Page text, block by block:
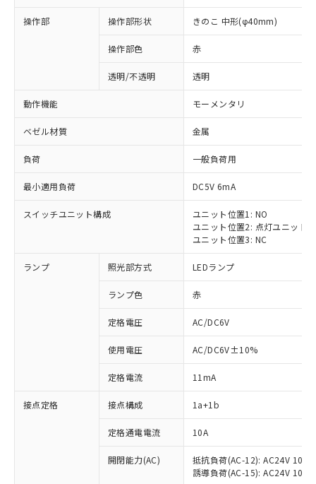
操作部 操作部形状 きのこ 中形(φ40mm)
操作部色 赤
透明/不透明 透明
動作機能 モーメンタリ
ベゼル材質 金属
負荷 一般負荷用
最小適用負荷 DC5V 6mA
スイッチユニット構成
ユニット位置1: NO
ユニット位置2: 点灯ユニット
ユニット位置3: NC
ランプ 照光部方式 LEDランプ
ランプ色 赤
定格電圧 AC/DC6V
使用電圧 AC/DC6V±10%
定格電流 11mA
接点定格 接点構成 1a+1b
定格通電電流 10A
開閉能力(AC)
抵抗負荷(AC-12): AC24V 10A/
誘導負荷(AC-15): AC24V
ご利用条件
ご利用ください。
非含有に対応した製品が提供可能な商品で
有に対応した製品に切り替える予定のある
対応予定なし：EU RoHS指令（10物質）の
非含有に非対応の商品で、対応品を出す予
定はありません。
調査・確認中：EU RoHS指令（10物質）の